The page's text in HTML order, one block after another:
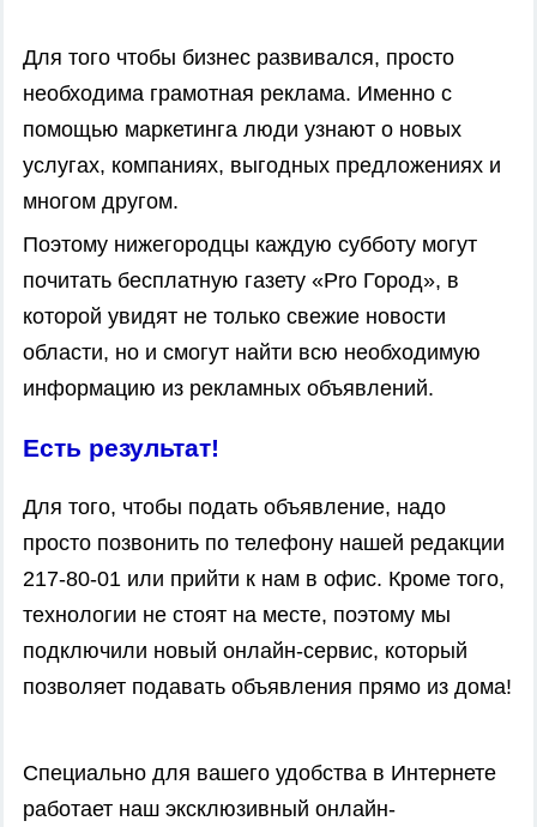
Для того чтобы бизнес развивался, просто
необходима грамотная реклама. Именно с
помощью маркетинга люди узнают о новых
услугах, компаниях, выгодных предложениях и
многом другом.
Поэтому нижегородцы каждую субботу могут
почитать бесплатную газету «Pro Город», в
которой увидят не только свежие новости
области, но и смогут найти всю необходимую
информацию из рекламных объявлений.
Есть результат!
Для того, чтобы подать объявление, надо
просто позвонить по телефону нашей редакции
217-80-01 или прийти к нам в офис. Кроме того,
технологии не стоят на месте, поэтому мы
подключили новый онлайн-сервис, который
позволяет подавать объявления прямо из дома!
Специально для вашего удобства в Интернете
работает наш эксклюзивный онлайн-